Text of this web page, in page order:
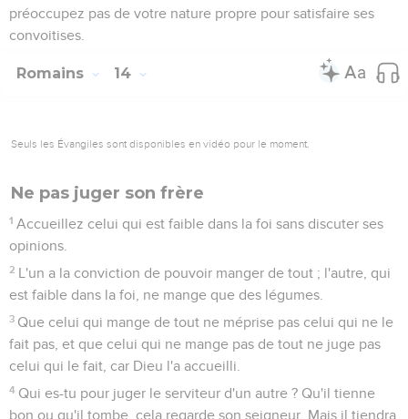
préoccupez pas de votre nature propre pour satisfaire ses
convoitises.
Romains 14
Seuls les Évangiles sont disponibles en vidéo pour le moment.
Ne pas juger son frère
1 Accueillez celui qui est faible dans la foi sans discuter ses
opinions.
2 L'un a la conviction de pouvoir manger de tout ; l'autre, qui
est faible dans la foi, ne mange que des légumes.
3 Que celui qui mange de tout ne méprise pas celui qui ne le
fait pas, et que celui qui ne mange pas de tout ne juge pas
celui qui le fait, car Dieu l'a accueilli.
4 Qui es-tu pour juger le serviteur d'un autre ? Qu'il tienne
bon ou qu'il tombe, cela regarde son seigneur. Mais il tiendra